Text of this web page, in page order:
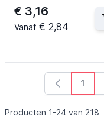
€ 3,16
Vanaf € 2,84
Producten 1-24 van 218
U
1